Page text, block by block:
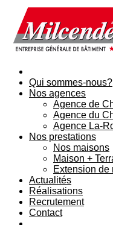
Qui sommes-nous?
Nos agences
Agence de
Agence du
Agence La-
Nos prestations
Nos maisons
Maison +
Extension de
Actualités
Réalisations
Recrutement
Contact